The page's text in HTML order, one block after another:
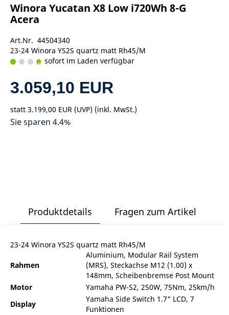
Winora Yucatan X8 Low i720Wh 8-G
Acera
Art.Nr. 44504340
23-24 Winora YS2S quartz matt Rh45/M
sofort im Laden verfügbar
3.059,10 EUR
statt 3.199,00 EUR (UVP) (inkl. MwSt.)
Sie sparen 4.4%
Produktdetails Fragen zum Artikel
23-24 Winora YS2S quartz matt Rh45/M
Rahmen
Aluminium, Modular Rail System
(MRS), Steckachse M12 (1.00) x
148mm, Scheibenbremse Post Mount
Motor
Yamaha PW-S2, 250W, 75Nm, 25km/h
Display
Yamaha Side Switch 1.7" LCD, 7
Funktionen